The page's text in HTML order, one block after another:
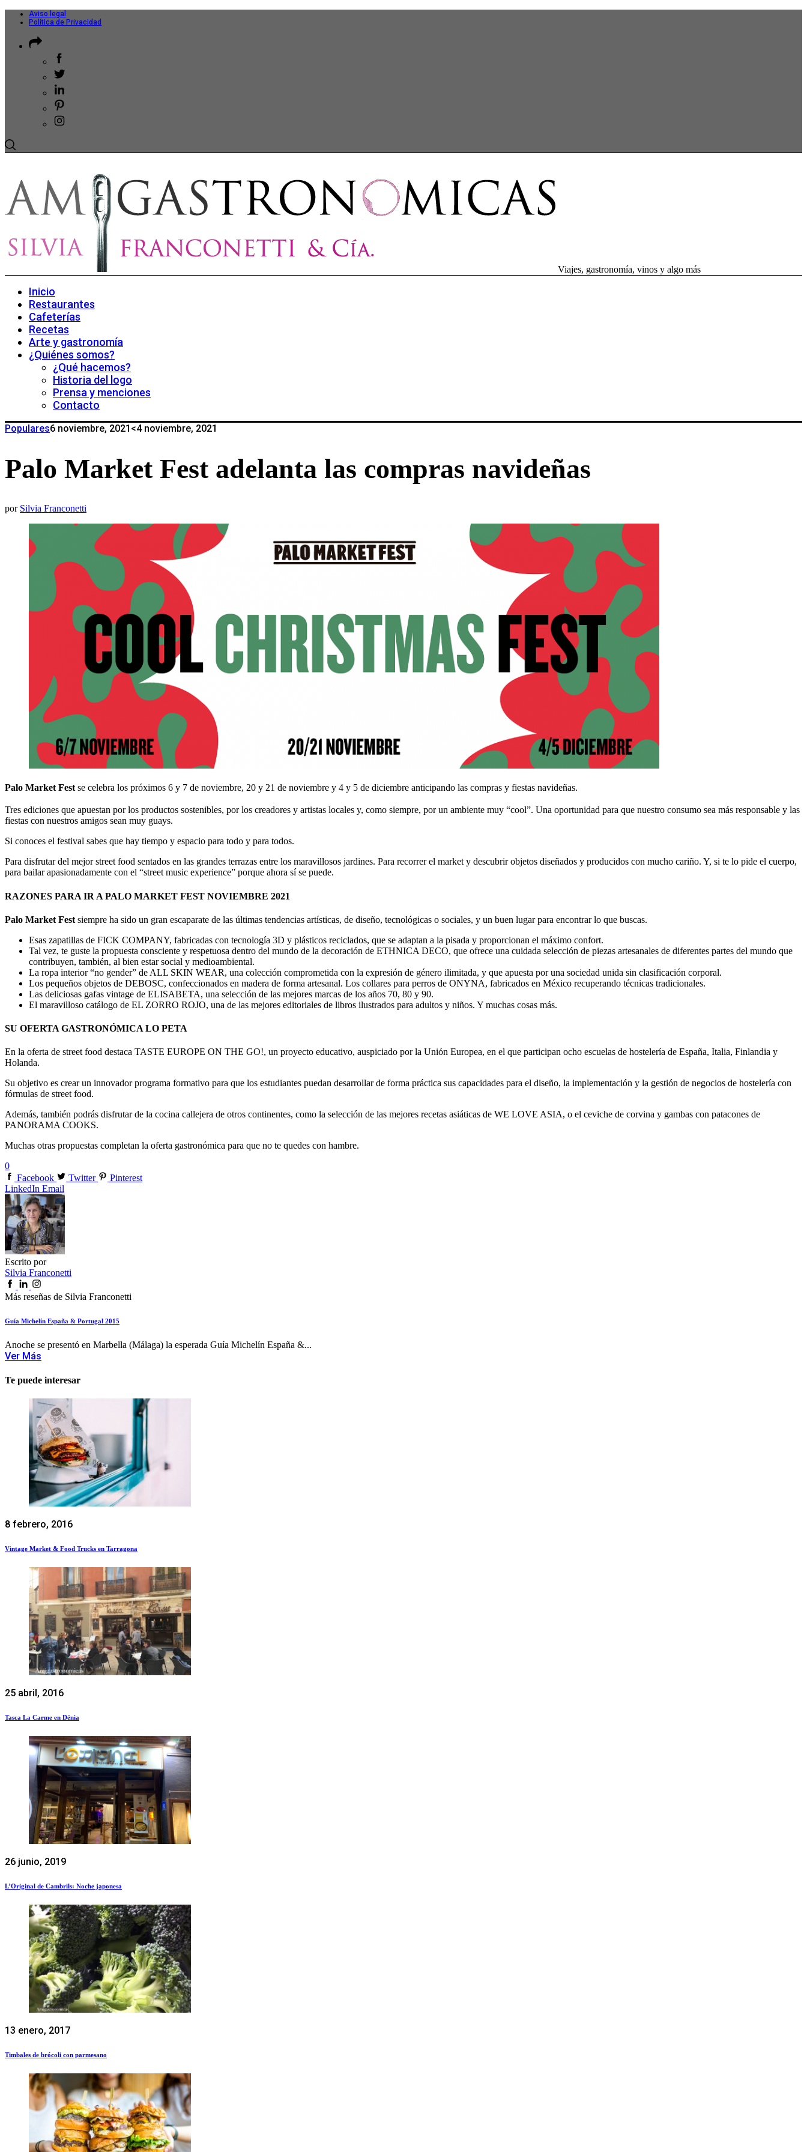
Aviso legal
Política de Privacidad
Viajes, gastronomía, vinos y algo más
Inicio
Restaurantes
Cafeterías
Recetas
Arte y gastronomía
¿Quiénes somos?
¿Qué hacemos?
Historia del logo
Prensa y menciones
Contacto
Populares6 noviembre, 2021 <4 noviembre, 2021
Palo Market Fest adelanta las compras navideñas
por Silvia Franconetti
Palo Market Fest se celebra los próximos 6 y 7 de noviembre, 20 y 21 de noviembre y 4 y 5 de diciembre anticipando las compras y fiestas navideñas.
Tres ediciones que apuestan por los productos sostenibles, por los creadores y artistas locales y, como siempre, por un ambiente muy “cool”. Una oportunidad para que nuestro consumo sea más responsable y las
fiestas con nuestros amigos sean muy guays.
Si conoces el festival sabes que hay tiempo y espacio para todo y para todos.
Para disfrutar del mejor street food sentados en las grandes terrazas entre los maravillosos jardines. Para recorrer el market y descubrir objetos diseñados y producidos con mucho cariño. Y, si te lo pide el cuerpo,
para bailar apasionadamente con el “street music experience” porque ahora sí se puede.
RAZONES PARA IR A PALO MARKET FEST NOVIEMBRE 2021
Palo Market Fest siempre ha sido un gran escaparate de las últimas tendencias artísticas, de diseño, tecnológicas o sociales, y un buen lugar para encontrar lo que buscas.
Esas zapatillas de FICK COMPANY, fabricadas con tecnología 3D y plásticos reciclados, que se adaptan a la pisada y proporcionan el máximo confort.
Tal vez, te guste la propuesta consciente y respetuosa dentro del mundo de la decoración de ETHNICA DECO, que ofrece una cuidada selección de piezas artesanales de diferentes partes del mundo que
contribuyen, también, al bien estar social y medioambiental.
La ropa interior “no gender” de ALL SKIN WEAR, una colección comprometida con la expresión de género ilimitada, y que apuesta por una sociedad unida sin clasificación corporal.
Los pequeños objetos de DEBOSC, confeccionados en madera de forma artesanal. Los collares para perros de ONYNA, fabricados en México recuperando técnicas tradicionales.
Las deliciosas gafas vintage de ELISABETA, una selección de las mejores marcas de los años 70, 80 y 90.
El maravilloso catálogo de EL ZORRO ROJO, una de las mejores editoriales de libros ilustrados para adultos y niños. Y muchas cosas más.
SU OFERTA GASTRONÓMICA LO PETA
En la oferta de street food destaca TASTE EUROPE ON THE GO!, un proyecto educativo, auspiciado por la Unión Europea, en el que participan ocho escuelas de hostelería de España, Italia, Finlandia y
Holanda.
Su objetivo es crear un innovador programa formativo para que los estudiantes puedan desarrollar de forma práctica sus capacidades para el diseño, la implementación y la gestión de negocios de hostelería con
fórmulas de street food.
Además, también podrás disfrutar de la cocina callejera de otros continentes, como la selección de las mejores recetas asiáticas de WE LOVE ASIA, o el ceviche de corvina y gambas con patacones de
PANORAMA COOKS.
Muchas otras propuestas completan la oferta gastronómica para que no te quedes con hambre.
0
Facebook
Twitter
Pinterest
LinkedIn Email
Escrito por
Silvia Franconetti
Más reseñas de Silvia Franconetti
Guía Michelín España & Portugal 2015
Anoche se presentó en Marbella (Málaga) la esperada Guía Michelín España &...
Ver Más
Te puede interesar
8 febrero, 2016
Vintage Market & Food Trucks en Tarragona
25 abril, 2016
Tasca La Carme en Dénia
26 junio, 2019
L’Original de Cambrils: Noche japonesa
13 enero, 2017
Timbales de brócoli con parmesano